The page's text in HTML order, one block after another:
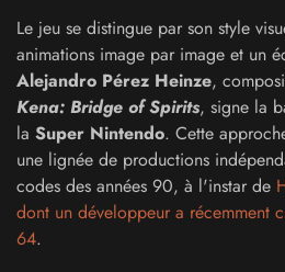
Le jeu se distingue par son style
animations image par image et un
Alejandro Pérez Heinze,
Kena: Bridge of Spirits, signe la
la Super Nintendo. Cette
une lignée de productions
codes des années 90, à l'instar de
dont un développeur a récemment
64.